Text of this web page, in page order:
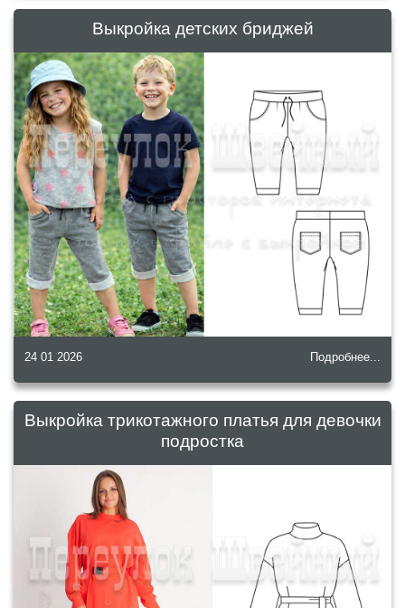
Выкройка детских бриджей
24 01 2026 Подробнее...
Выкройка трикотажного платья для девочки
подростка